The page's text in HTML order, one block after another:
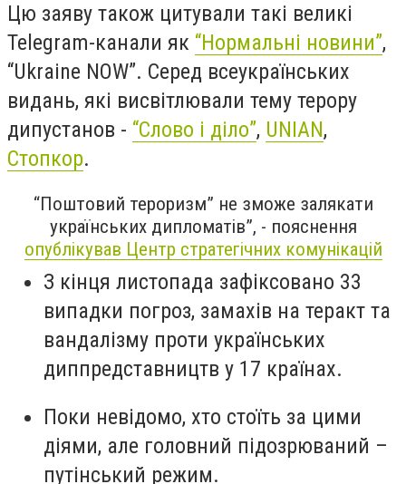
Цю заяву також цитували такі великі
Telegram-канали як “Нормальні новини”,
“Ukraine NOW”. Серед всеукраїнських
видань, які висвітлювали тему терору
дипустанов - “Слово і діло”, UNIAN,
Стопкор.
“Поштовий тероризм” не зможе залякати
українських дипломатів”, - пояснення
опублікував Центр стратегічних комунікацій
З кінця листопада зафіксовано 33
випадки погроз, замахів на теракт та
вандалізму проти українських
диппредставництв у 17 країнах.
Поки невідомо, хто стоїть за цими
діями, але головний підозрюваний –
путінський режим.